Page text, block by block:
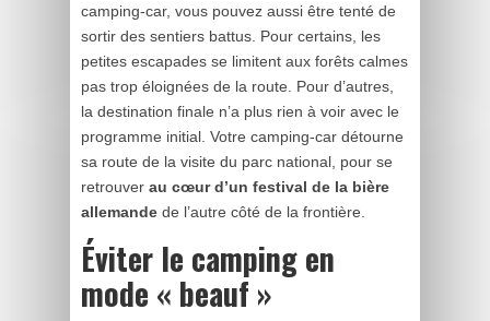
camping-car, vous pouvez aussi être tenté de
sortir des sentiers battus. Pour certains, les
petites escapades se limitent aux forêts calmes
pas trop éloignées de la route. Pour d’autres,
la destination finale n’a plus rien à voir avec le
programme initial. Votre camping-car détourne
sa route de la visite du parc national, pour se
retrouver au cœur d’un festival de la bière
allemande de l’autre côté de la frontière.
Éviter le camping en
mode « beauf »